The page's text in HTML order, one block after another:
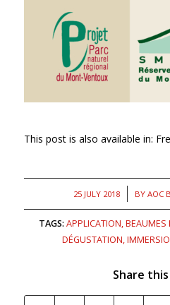
This post is also available in:
25 JULY 2018
/ BY AOC
TAGS: APPLICATION,BEAUMES
DÉGUSTATION,
Share